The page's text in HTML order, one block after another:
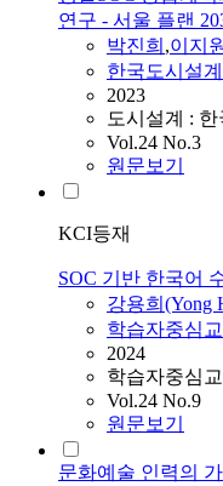
연구 - 서울 플랜
박진희 ,이지
한국도시설
2023
도시설계 : 한
Vol.24 No.3
원문보기
KCI등재
SOC 기반 한국어
강용희(Yong
학습자중심
2024
학습자중심
Vol.24 No.9
원문보기
문화예술 인력의